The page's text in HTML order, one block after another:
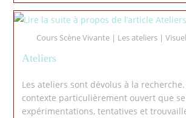
Cours Scène Vivante | Les ateliers |
Ateliers
Les ateliers sont dévolus à la recherche.
contexte particulièrement ouvert que
expérimentations, tentatives et